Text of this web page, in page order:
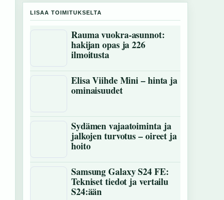
LISAA TOIMITUKSELTA
Rauma vuokra-asunnot:
hakijan opas ja 226
ilmoitusta
Elisa Viihde Mini – hinta ja
ominaisuudet
Sydämen vajaatoiminta ja
jalkojen turvotus – oireet ja
hoito
Samsung Galaxy S24 FE:
Tekniset tiedot ja vertailu
S24:ään